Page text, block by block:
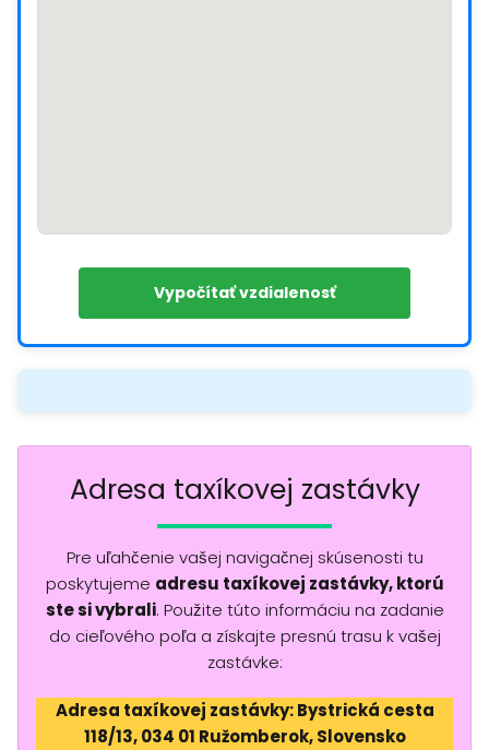
Vypočítať vzdialenosť
Adresa taxíkovej zastávky
Pre uľahčenie vašej navigačnej skúsenosti tu
poskytujeme adresu taxíkovej zastávky, ktorú
ste si vybrali. Použite túto informáciu na zadanie
do cieľového poľa a získajte presnú trasu k vašej
zastávke:
Adresa taxíkovej zastávky: Bystrická cesta
118/13, 034 01 Ružomberok, Slovensko